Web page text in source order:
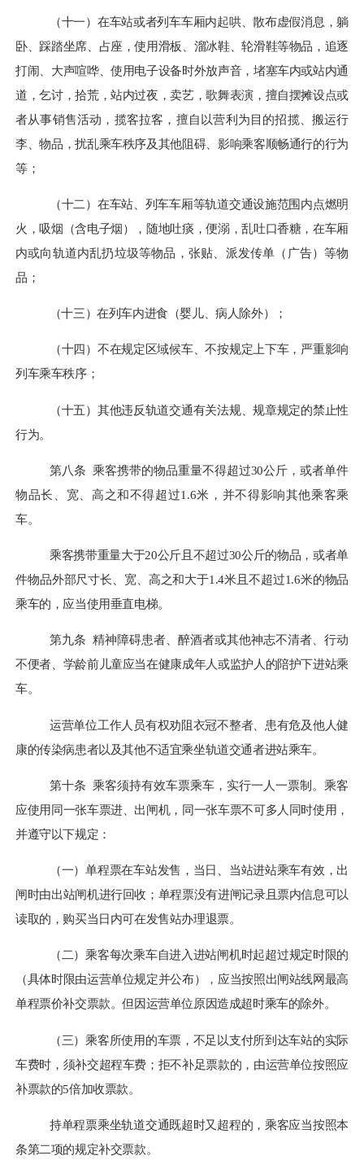
（十一）在车站或者列车车厢内起哄、散布虚假消息，躺
卧、踩踏坐席、 占座 ，使用滑板、溜冰鞋、轮滑鞋等物品，追逐
打闹、大声喧哗、使用电子设备时外放声音，堵塞车内或站内通
道，乞讨，拾荒，站内过夜，卖艺，歌舞表演，擅自摆摊设点或
者从事销售活动，揽客拉客，擅自以营利为目的招揽、搬运行
李、物品，扰乱乘车秩序及其他阻碍、影响乘客顺畅通行的行为
等；
（十二）在车站、列车车厢等轨道交通设施范围内点燃明
火，吸烟 （含电子烟）
，随地吐痰，便溺，乱吐口香糖，在车厢
内或向轨道内乱扔垃圾等物品，张贴、派发传单（广告）等物
品；
（十三）在列车内进食（婴儿、病人除外） ；
（十四）不在规定区域候车、不按规定上下车，严重影响
列车乘车秩序；
（十五）其他违反轨道交通有关法规、规章规定的禁止性
行为。
第八条 乘客携带的物品重量不得超过30公斤，或者单件
物品长、宽、高之和不得超过1.6米，并不得影响其他乘客乘
车。
乘客携带重量大于20公斤且不超过30公斤的物品，或者单
件物品外部尺寸长、宽、高之和大于1.4米且不超过1.6米的物品
乘车的， 应当使用垂直电梯。
第九条 精神障碍患者、醉酒者或其他神志不清者、行动
不便者、学龄前儿童应当在健康成年人或监护人的陪护下进站乘
车。
运营单位工作人员有权劝阻衣冠不整者、患有危及他人健
康的传染病患者以及其他不适宜乘坐轨道交通者进站乘车。
第十条 乘客须持有效车票乘车，实行一人一票制。乘客
应使用同一张车票进、出闸机，同一张车票不可多人同时使用，
并遵守以下规定：
（一）单程票在车站发售，当日、当站进站乘车有效，出
闸时由出站闸机进行回收；单程票没有进闸记录且票内信息可以
读取的，购买当日内可在发售站办理退票。
（二）乘客每次乘车自进入进站闸机时起超过规定时限的
（具体时限由运营单位规定并公布），应当按照出闸站线网最高
单程票价补交票款。但因运营单位原因造成超时乘车的除外。
（三）乘客所使用的车票，不足以支付所到达车站的实际
车费时，须补交超程车费；拒不补足票款的，由运营单位按照应
补票款的5倍加收票款。
持单程票乘坐轨道交通既超时又超程的，乘客应当按照本
条第二项的规定补交票款。